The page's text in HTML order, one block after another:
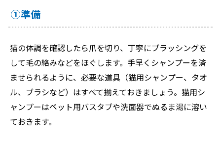
①準備
猫の体調を確認したら爪を切り、丁寧にブラッシングを
して毛の絡みなどをほぐします。手早くシャンプーを済
ませられるように、必要な道具（猫用シャンプー、タオ
ル、ブラシなど）はすべて揃えておきましょう。猫用シ
ャンプーはペット用バスタブや洗面器でぬるま湯に溶い
ておきます。